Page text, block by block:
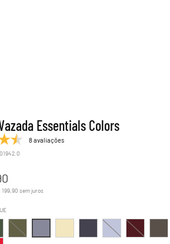
Essentials Colors
8 avaliações
199 ,90 sem juros